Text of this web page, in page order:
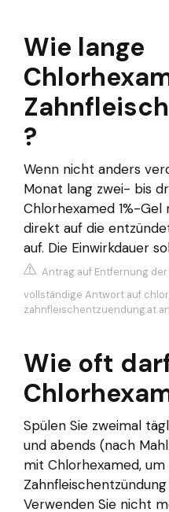
Wie lange
?
Wenn nicht anders
Monat lang zwei- bis
Chlorhexamed 1%-
direkt auf die
auf. Die Einwirkdauer
Antrag auf Entfernung
vollständige Antwort auf
zahnfleischentzuendung.at an
Wie oft
Spülen Sie zweimal
und abends (nach
mit Chlorhexamed, um
Verwenden Sie nicht